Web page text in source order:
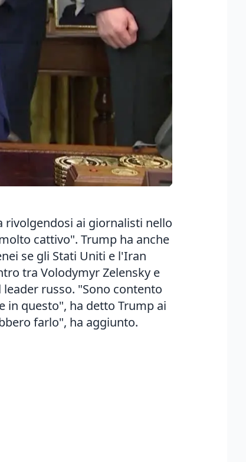
rivolgendosi ai giornalisti nello
cattivo". Trump ha anche
se gli Stati Uniti e l'Iran
tra Volodymyr Zelensky e
russo. "Sono contento
in questo", ha detto Trump ai
farlo", ha aggiunto.